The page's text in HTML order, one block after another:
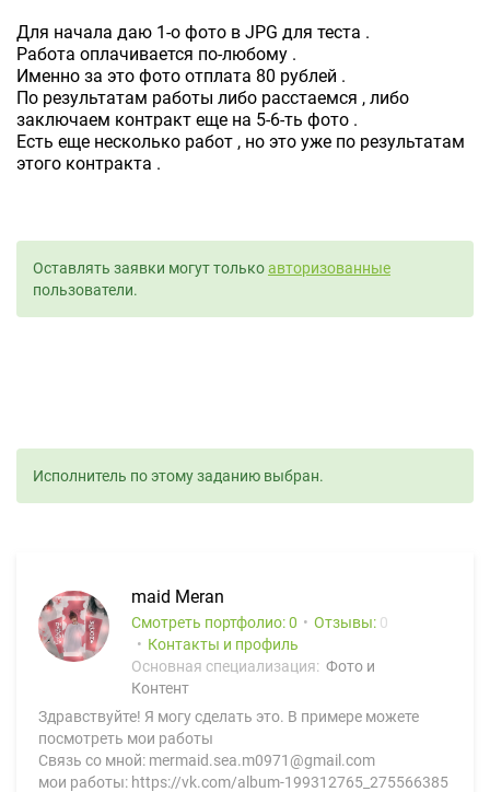
Для начала даю 1-о фото в JPG для теста .
Работа оплачивается по-любому .
Именно за это фото отплата 80 рублей .
По результатам работы либо расстаемся , либо
заключаем контракт еще на 5-6-ть фото .
Есть еще несколько работ , но это уже по результатам
этого контракта .
Оставлять заявки могут толькоавторизованные
пользователи.
Исполнитель по этому заданию выбран.
maid Meran
Смотреть портфолио: 0 Отзывы: 0
Контакты и профиль
Основная специализация: Фото и
Контент
Здравствуйте! Я могу сделать это. В примере можете
посмотреть мои работы
Связь со мной: mermaid.sea.m0971@gmail.com
мои работы: https://vk.com/album-199312765_275566385